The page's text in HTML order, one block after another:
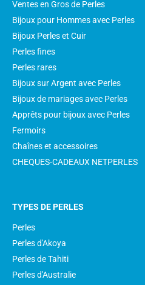
Ventes en Gros de Perles
Bijoux pour Hommes avec Perles
Bijoux Perles et Cuir
Perles fines
Perles rares
Bijoux sur Argent avec Perles
Bijoux de mariages avec Perles
Apprêts pour bijoux avec Perles
Fermoirs
Chaînes et accessoires
CHEQUES-CADEAUX NETPERLES
TYPES DE PERLES
Perles
Perles d'Akoya
Perles de Tahiti
Perles d'Australie